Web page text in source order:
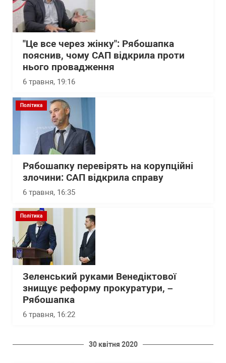
"Це все через жінку": Рябошапка
пояснив, чому САП відкрила проти
нього провадження
6 травня, 19:16
Політика
Рябошапку перевірять на корупційні
злочини: САП відкрила справу
6 травня, 16:35
Політика
Зеленський руками Венедіктової
знищує реформу прокуратури, –
Рябошапка
6 травня, 16:22
30 квітня 2020